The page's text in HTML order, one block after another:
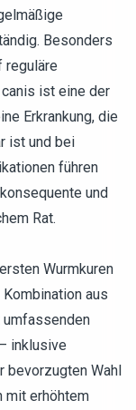
Besonders
reguläre
ist eine der
Erkrankung, die
ist und bei
führen
und
Rat.
Wurmkuren
aus
inklusive
bevorzugten Wahl
mit erhöhtem